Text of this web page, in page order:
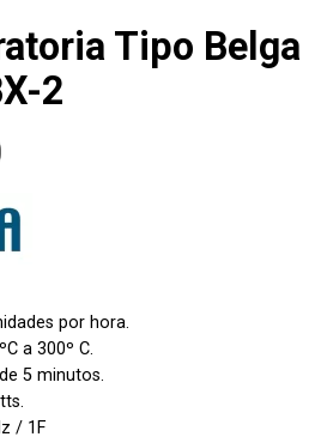
Tipo Belga
2
por hora.
a 300º C.
5 minutos.
/ 1F